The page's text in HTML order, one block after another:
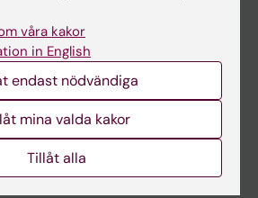
våra kakor
in English
endast nödvändiga
mina valda kakor
Tillåt alla